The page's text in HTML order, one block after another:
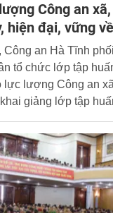
Công an
hiện đại, vững
Công an Hà Tĩnh
tổ chức lớp tập
lực lượng Công an
giảng lớp tập
chính về trật tự
Đồng chí Thượng
Tỉnh uỷ, Bí thư
chí Đại tá Đặng
Cùng dự có đại diện